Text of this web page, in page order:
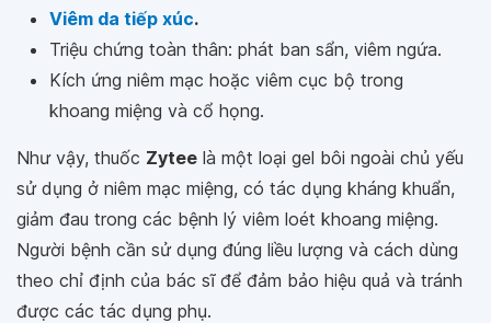
Viêm da tiếp xúc.
Triệu chứng toàn thân: phát ban sẩn, viêm ngứa.
Kích ứng niêm mạc hoặc viêm cục bộ trong
khoang miệng và cổ họng.
Như vậy, thuốc Zytee là một loại gel bôi ngoài chủ yếu
sử dụng ở niêm mạc miệng, có tác dụng kháng khuẩn,
giảm đau trong các bệnh lý viêm loét khoang miệng.
Người bệnh cần sử dụng đúng liều lượng và cách dùng
theo chỉ định của bác sĩ để đảm bảo hiệu quả và tránh
được các tác dụng phụ.